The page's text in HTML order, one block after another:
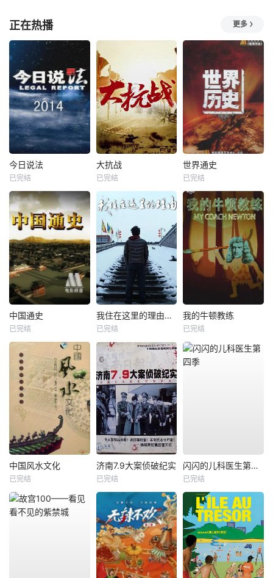
正在热播 更多
今日说法
已完结
大抗战
已完结
世界通史
已完结
中国通史
已完结
我住在这里的理由第三季
已完结
我的牛顿教练
已完结
中国风水文化
已完结
济南7.9大案侦破纪实
已完结
闪闪的儿科医生第四季
已完结